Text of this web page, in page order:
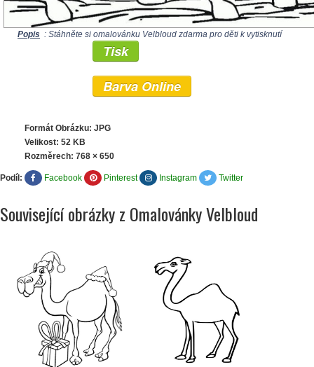
Popis : Stáhněte si omalovánku Velbloud zdarma pro děti k vytisknutí
Tisk
Barva Online
Formát Obrázku: JPG
Velikost: 52 KB
Rozměrech: 768 × 650
Podíl: Facebook Pinterest Instagram Twitter
Související obrázky z Omalovánky Velbloud